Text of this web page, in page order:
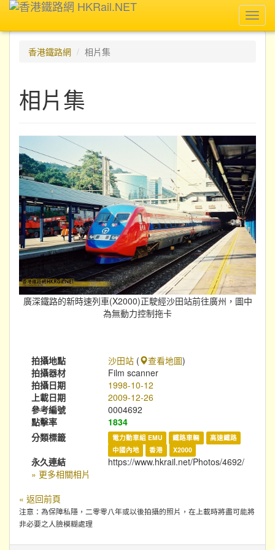
香港鐵路網
相片集
相片集
廣深鐵路的新時速列車(X2000)正駛經沙田站前往廣州，圖中
為無動力控制拖卡
拍攝地點 沙田站 ( 查看地圖)
拍攝器材
Film scanner
拍攝日期
1998-10-12
上載日期
2009-12-26
參考編號
0004692
點擊率
1834
分類標籤
電力動車組 EMU 鐵路車輛
高速鐵路
中國內地
香港 X2000
永久連結
https://www.hkrail.net/Photos/4692/
» 更多相關相片
« 返回前頁
注意：為保障私隱，二零零八年或以後拍攝的照片，在上載時將盡可能將
非必要之人臉模糊處理